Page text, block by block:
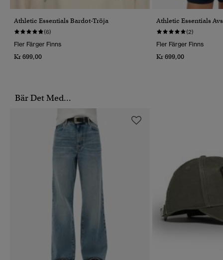
Athletic Essentials Bardot-Tröja
(6)
Fler Färger Finns
Kr 699,00
Athletic Essentials
(2)
Fler Färger Finns
Kr 699,00
Bär Det Med...